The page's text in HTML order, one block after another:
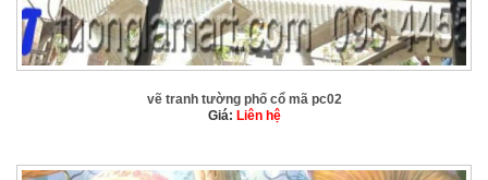
vẽ tranh tường phố cổ mã pc02
Giá: Liên hệ